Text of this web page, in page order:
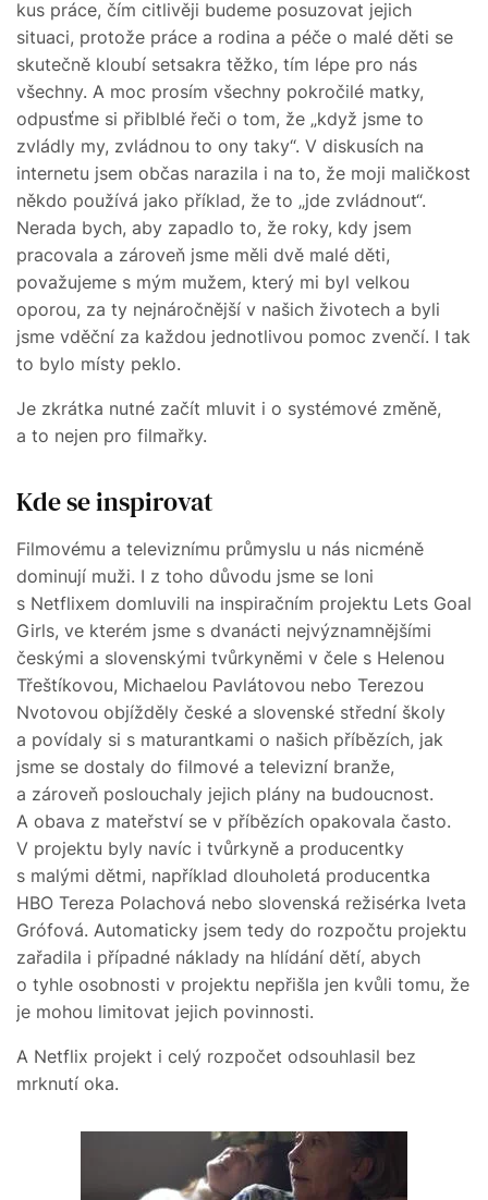
kus práce, čím citlivěji budeme posuzovat jejich
situaci, protože práce a rodina a péče o malé děti se
skutečně kloubí setsakra těžko, tím lépe pro nás
všechny. A moc prosím všechny pokročilé matky,
odpusťme si přiblblé řeči o tom, že „když jsme to
zvládly my, zvládnou to ony taky“. V diskusích na
internetu jsem občas narazila i na to, že moji maličkost
někdo používá jako příklad, že to „jde zvládnout“.
Nerada bych, aby zapadlo to, že roky, kdy jsem
pracovala a zároveň jsme měli dvě malé děti,
považujeme s mým mužem, který mi byl velkou
oporou, za ty nejnáročnější v našich životech a byli
jsme vděční za každou jednotlivou pomoc zvenčí. I tak
to bylo místy peklo.
Je zkrátka nutné začít mluvit i o systémové změně,
a to nejen pro filmařky.
Kde se inspirovat
Filmovému a televiznímu průmyslu u nás nicméně
dominují muži. I z toho důvodu jsme se loni
s Netflixem domluvili na inspiračním projektu Lets Goal
Girls, ve kterém jsme s dvanácti nejvýznamnějšími
českými a slovenskými tvůrkyněmi v čele s Helenou
Třeštíkovou, Michaelou Pavlátovou nebo Terezou
Nvotovou objížděly české a slovenské střední školy
a povídaly si s maturantkami o našich příbězích, jak
jsme se dostaly do filmové a televizní branže,
a zároveň poslouchaly jejich plány na budoucnost.
A obava z mateřství se v příbězích opakovala často.
V projektu byly navíc i tvůrkyně a producentky
s malými dětmi, například dlouholetá producentka
HBO Tereza Polachová nebo slovenská režisérka Iveta
Grófová. Automaticky jsem tedy do rozpočtu projektu
zařadila i případné náklady na hlídání dětí, abych
o tyhle osobnosti v projektu nepřišla jen kvůli tomu, že
je mohou limitovat jejich povinnosti.
A Netflix projekt i celý rozpočet odsouhlasil bez
mrknutí oka.